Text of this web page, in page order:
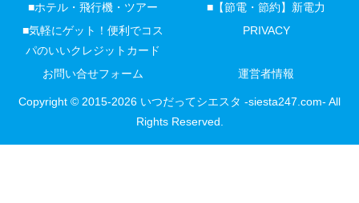
■ホテル・飛行機・ツアー
■【節電・節約】新電力
■気軽にゲット！便利でコス
パのいいクレジットカード
PRIVACY
お問い合せフォーム 運営者情報
Copyright © 2015-2026 いつだってシエスタ -siesta247.com- All
Rights Reserved.